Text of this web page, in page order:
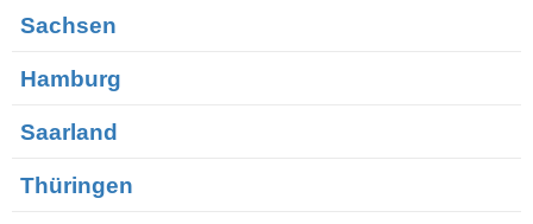
Sachsen
Hamburg
Saarland
Thüringen